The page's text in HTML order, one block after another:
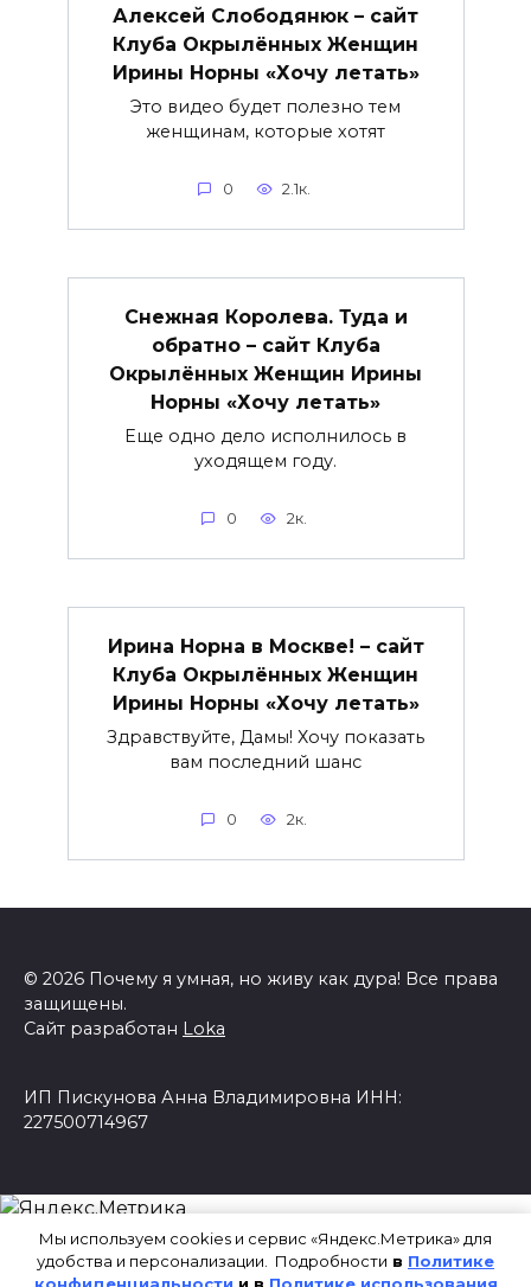
Алексей Слободянюк – сайт
Клуба Окрылённых Женщин
Ирины Норны «Хочу летать»
Это видео будет полезно тем
женщинам, которые хотят
0 2.1к.
Снежная Королева. Туда и
обратно – сайт Клуба
Окрылённых Женщин Ирины
Норны «Хочу летать»
Еще одно дело исполнилось в
уходящем году.
0 2к.
Ирина Норна в Москве! – сайт
Клуба Окрылённых Женщин
Ирины Норны «Хочу летать»
Здравствуйте, Дамы! Хочу показать
вам последний шанс
0 2к.
© 2026 Почему я умная, но живу как дура! Все права
защищены.
Сайт разработан Loka
ИП Пискунова Анна Владимировна ИНН:
227500714967
Мы используем cookies и сервис «Яндекс.Метрика» для
удобства и персонализации. Подробности в Политике
конфиденциальности и в Политике использования